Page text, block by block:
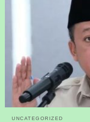
UNCATEGORIZED